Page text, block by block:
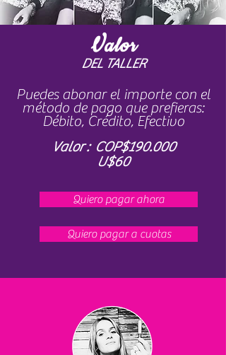
Valor
DEL TALLER
Puedes abonar el importe con el
método de pago que prefieras:
Débito, Crédito, Efectivo
Valor : COP$190.000
U$60
Quiero pagar ahora
Quiero pagar a cuotas